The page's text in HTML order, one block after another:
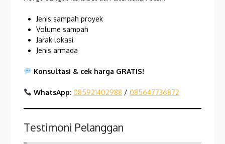
Jenis sampah proyek
Volume sampah
Jarak lokasi
Jenis armada
Konsultasi & cek harga GRATIS!
WhatsApp: 085921402988 /085647736872
Testimoni Pelanggan